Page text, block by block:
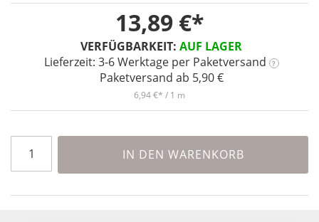
VERFÜGBARKEIT: AUF LAGER
Lieferzeit: 3-6 Werktageper Paketversand ?
Paketversand ab 5,90 €
13,89 €
6,94 € / 1 m
IN DEN WARENKORB